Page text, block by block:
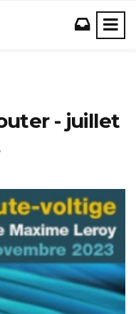
- juillet